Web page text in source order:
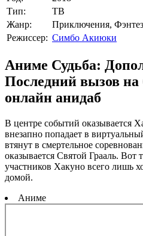
Тип:
ТВ
Жанр:
Приключения,
Режиссер: Симбо Акиюки
Аниме Судьба:
Последний вызов на
онлайн анидаб
В центре событий оказывается
внезапно попадает в
втянут в смертельное
оказывается Святой Грааль. Вот
участников Хакуно всего лишь
домой.
Аниме